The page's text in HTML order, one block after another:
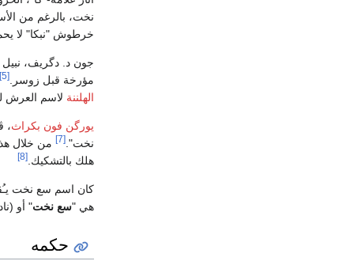
نخت، بالرغم من
خرطوش "نبكا" لا
جون د. دگريف،
مؤرخة قبل زوسر.[5]
الهلننة لاسم العرش
يورگن فون بكراث،
نخت".[7] من خلال
هلك بالتشكيك.[8]
كان اسم سع نخت
هي "سع نخت" أو
حكمه